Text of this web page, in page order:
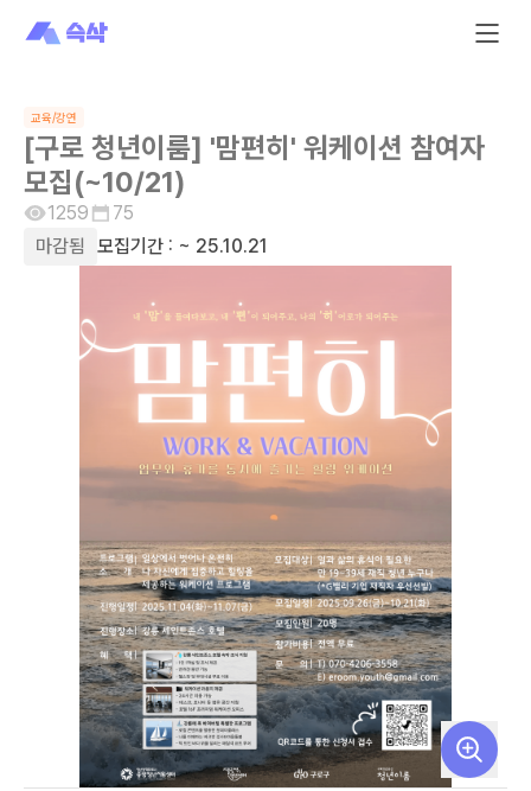
교육/강연
[구로 청년이룸] '맘편히' 워케이션 참여자
모집(~10/21)
1259
75
마감됨
모집기간 : ~ 25.10.21